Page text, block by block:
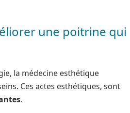
une poitrine qui
la médecine esthétique
Ces actes esthétiques, sont
.